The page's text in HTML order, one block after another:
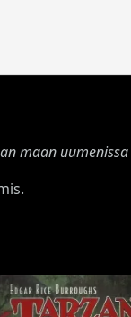
maan uumenissa